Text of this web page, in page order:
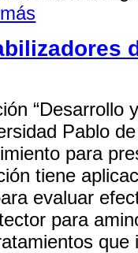
“Desarrollo
Pablo
para
tiene
evaluar
para